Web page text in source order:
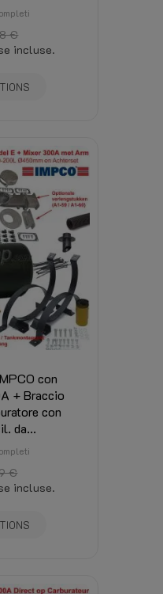
€
incluse.
con
+ Braccio
con
da...
€
incluse.